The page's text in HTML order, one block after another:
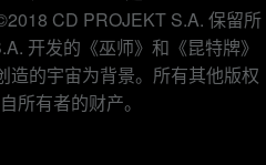
CD PROJEKT S.A. 保留所
开发的《巫师》和《昆特牌》
造的宇宙为背景。所有其他版权
所有者的财产。